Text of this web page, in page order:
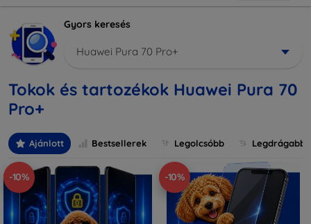
Gyors keresés
Huawei Pura 70 Pro+
Tokok és tartozékok Huawei Pura 70
Pro+
Ajánlott Bestsellerek Legolcsóbb Legdrágabb
-10% -10%